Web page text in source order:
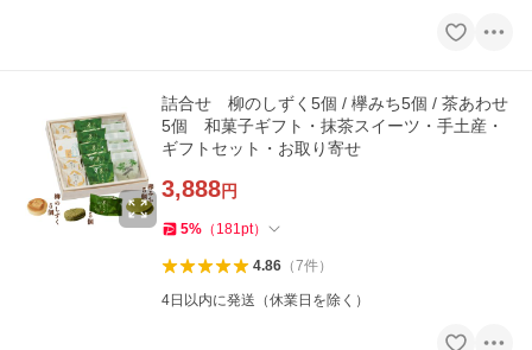
詰合せ 柳のしずく5個 / 欅みち5個 / 茶あわせ
5個 和菓子ギフト・抹茶スイーツ・手土産・
ギフトセット・お取り寄せ
3,888円
5% （ 181pt）
4.86（7件）
4日以内に発送（休業日を除く）